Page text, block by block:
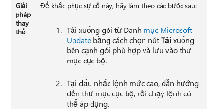
Giải
pháp
thay
thế
Để khắc phục sự cố này, hãy làm theo các bước sau:
Tải xuống gói từ Danh mục Microsoft
Update bằng cách chọn nútTảixuống
bên cạnh gói phù hợp và lưu vào thư
mục cục bộ.
Tại dấu nhắc lệnh mức cao, dẫn hướng
đến thư mục cục bộ, rồi chạy lệnh có
thể áp dụng.